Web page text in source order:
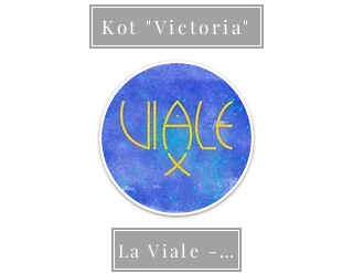
Kot "Victoria"
La Viale - Europe